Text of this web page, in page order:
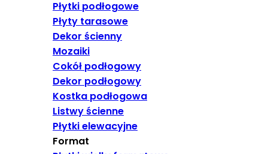
Płytki podłogowe
Płyty tarasowe
Dekor ścienny
Mozaiki
Cokół podłogowy
Dekor podłogowy
Kostka podłogowa
Listwy ścienne
Płytki elewacyjne
Format